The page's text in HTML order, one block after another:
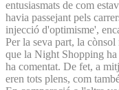
entusiasmats de com
havia passejant pels
injecció d'optimisme',
Per la seva part, la
que la Night Shopping
ha comentat. De fet, a
eren tots plens, com